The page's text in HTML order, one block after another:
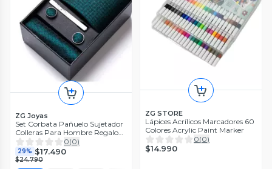
ZG Joyas
Set Corbata Pañuelo Sujetador
Colleras Para Hombre Regalo
Padres
0(0)
29% $17.490
$24.790
ZG STORE
Lápices Acrílicos Marcadores 60
Colores Acrylic Paint Marker
0(0)
$14.990